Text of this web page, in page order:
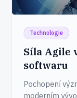
Technologie
Síla Agile
softwaru
Pochopení
moderním